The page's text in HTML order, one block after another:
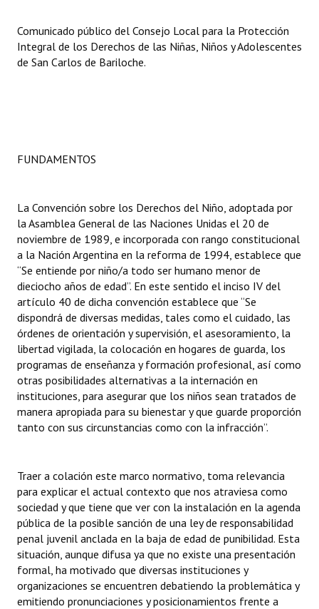
Bariloche, Municipio intercultural
Entrega de distinciones
Comunicado público del Consejo Local para la Protección
Integral de los Derechos de las Niñas, Niños y Adolescentes
de San Carlos de Bariloche.
FUNDAMENTOS
La Convención sobre los Derechos del Niño, adoptada por
la Asamblea General de las Naciones Unidas el 20 de
noviembre de 1989, e incorporada con rango constitucional
a la Nación Argentina en la reforma de 1994, establece que
“Se entiende por niño/a todo ser humano menor de
dieciocho años de edad”. En este sentido el inciso IV del
artículo 40 de dicha convención establece que “Se
dispondrá de diversas medidas, tales como el cuidado, las
órdenes de orientación y supervisión, el asesoramiento, la
libertad vigilada, la colocación en hogares de guarda, los
programas de enseñanza y formación profesional, así como
otras posibilidades alternativas a la internación en
instituciones, para asegurar que los niños sean tratados de
manera apropiada para su bienestar y que guarde proporción
tanto con sus circunstancias como con la infracción”.
Traer a colación este marco normativo, toma relevancia
para explicar el actual contexto que nos atraviesa como
sociedad y que tiene que ver con la instalación en la agenda
pública de la posible sanción de una ley de responsabilidad
penal juvenil anclada en la baja de edad de punibilidad. Esta
situación, aunque difusa ya que no existe una presentación
formal, ha motivado que diversas instituciones y
organizaciones se encuentren debatiendo la problemática y
emitiendo pronunciaciones y posicionamientos frente a